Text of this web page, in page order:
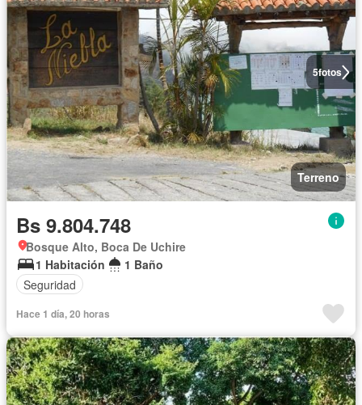
5fotos
Terreno
Bs 9.804.748
Bosque Alto, Boca De Uchire
1 Habitación
1 Baño
Seguridad
Hace 1 día, 20 horas